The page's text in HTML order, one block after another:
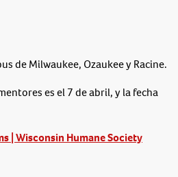
de Milwaukee, Ozaukee y Racine.
es el 7 de abril, y la fecha
| Wisconsin Humane Society